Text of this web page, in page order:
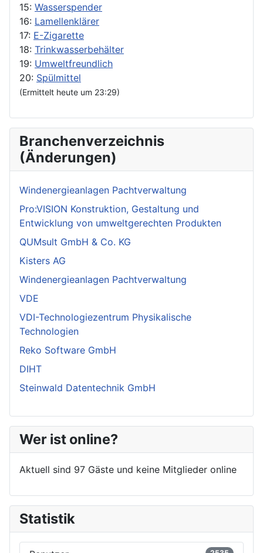
15: Wasserspender
16: Lamellenklärer
17: E-Zigarette
18: Trinkwasserbehälter
19: Umweltfreundlich
20: Spülmittel
(Ermittelt heute um 23:29)
Branchenverzeichnis
(Änderungen)
Windenergieanlagen Pachtverwaltung
Pro:VISION Konstruktion, Gestaltung und
Entwicklung von umweltgerechten Produkten
QUMsult GmbH & Co. KG
Kisters AG
Windenergieanlagen Pachtverwaltung
VDE
VDI-Technologiezentrum Physikalische
Technologien
Reko Software GmbH
DIHT
Steinwald Datentechnik GmbH
Wer ist online?
Aktuell sind 97 Gäste und keine Mitglieder online
Statistik